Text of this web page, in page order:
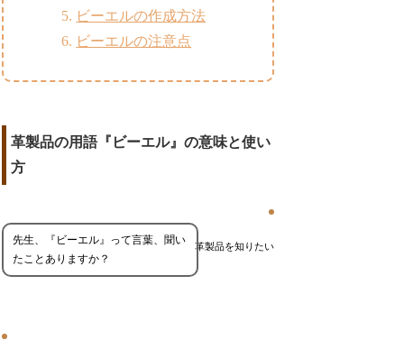
ビーエルの作成方法
ビーエルの注意点
革製品の用語『ビーエル』の意味と使い
方
革製品を知りたい
先生、『ビーエル』って言葉、聞い
たことありますか？